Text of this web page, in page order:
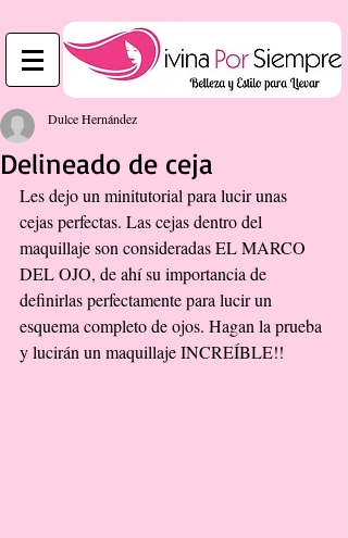
Delineado de ceja
Dulce Hernández
Les dejo un minitutorial para lucir unas
cejas perfectas. Las cejas dentro del
maquillaje son consideradas EL MARCO
DEL OJO, de ahí su importancia de
definirlas perfectamente para lucir un
esquema completo de ojos. Hagan la prueba
y lucirán un maquillaje INCREÍBLE!!